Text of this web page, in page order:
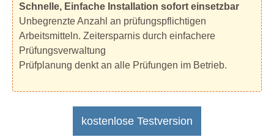
Schnelle, Einfache Installation sofort einsetzbar
Unbegrenzte Anzahl an prüfungspflichtigen
Arbeitsmitteln. Zeitersparnis durch einfachere
Prüfungsverwaltung
Prüfplanung denkt an alle Prüfungen im Betrieb.
kostenlose Testversion